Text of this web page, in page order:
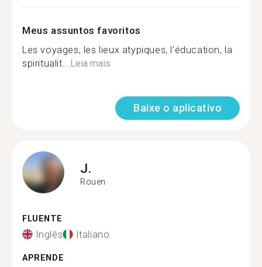
Meus assuntos favoritos
Les voyages, les lieux atypiques, l'éducation, la
spiritualit...Leia mais
Baixe o aplicativo
J.
Rouen
FLUENTE
Inglês Italiano
APRENDE